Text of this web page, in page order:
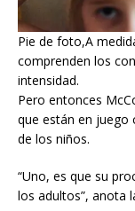
Pie de foto,A
comprenden los
intensidad.
Pero entonces
que están en juego
de los niños.
“Uno, es que su
los adultos”, anota